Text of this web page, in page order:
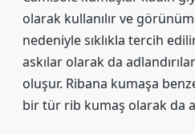
olarak kullanılır ve
nedeniyle sıklıkla tercih
askılar olarak da
oluşur. Ribana kumaşa
bir tür rib kumaş olarak da